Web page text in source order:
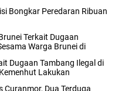
Bongkar Peredaran Ribuan
Terkait Dugaan
Warga Brunei di
Dugaan Tambang Ilegal di
Lakukan
Curanmor, Dua Terduga